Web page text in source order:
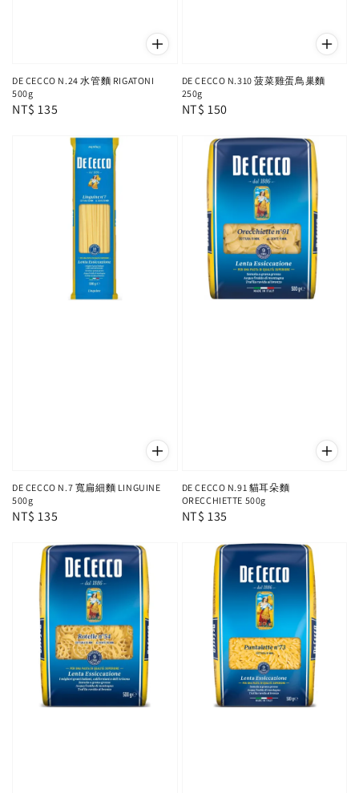
DE CECCO N.24 水管麵 RIGATONI
500g
Regular
NT$ 135
DE CECCO N.310 菠菜雞蛋鳥巢麵
250g
Regular
NT$ 150
DE CECCO N.7 寬扁細麵 LINGUINE
500g
Regular
NT$ 135
DE CECCO N.91 貓耳朵麵
ORECCHIETTE 500g
Regular
NT$ 135